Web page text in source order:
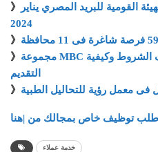
》
وظيفة بالهيئة القومية للبريد المصري يناير
2024
》
》 مجموعة MBC تطلب خدمة عملاء .. اعرف الشروط وكيفية
التقديم
》 فى معمل رؤية للتحاليل الطبية
طلب توظيف خاص بمجالك من |هنا
خدمة عملاء